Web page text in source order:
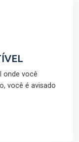
onde você
você é avisado